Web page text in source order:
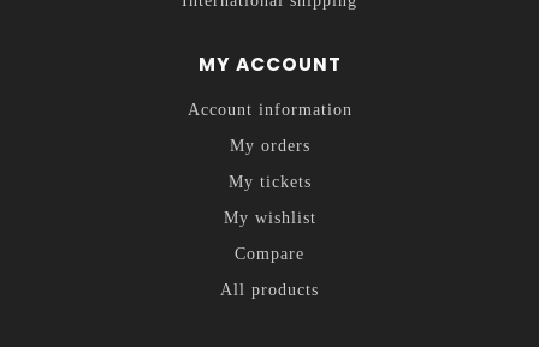
MY ACCOUNT
Account information
My orders
My tickets
My wishlist
Compare
All products